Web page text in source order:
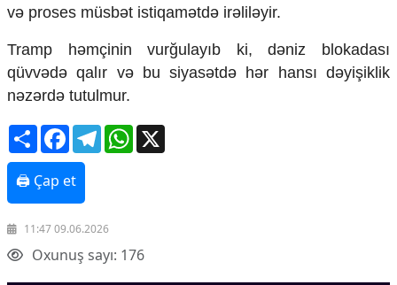
İqtisadiyyat
İqtisadi xəbərlər
Energetika
Neft-qaz
Əmək və sosial siyasət
Kənd təsərrüfatı
Hərbi sənaye
Telekommunikasiya və nəqliyyat
COP29
Crossmedia.az - 1 yaş
Siyasət
və proses müsbət istiqamətdə irəliləyir.
Tramp həmçinin vurğulayıb ki, dəniz blokadası
qüvvədə qalır və bu siyasətdə hər hansı dəyişiklik
nəzərdə tutulmur.
ShareFacebookTelegramWhatsApp
🖨 Çap et
11:47 09.06.2026
Oxunuş sayı: 176